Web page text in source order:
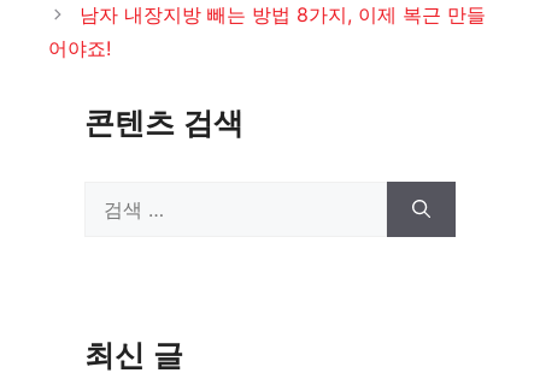
리
남자 내장지방 빼는 방법 8가지, 이제 복근 만들
어야죠!
콘텐츠 검색
최신 글